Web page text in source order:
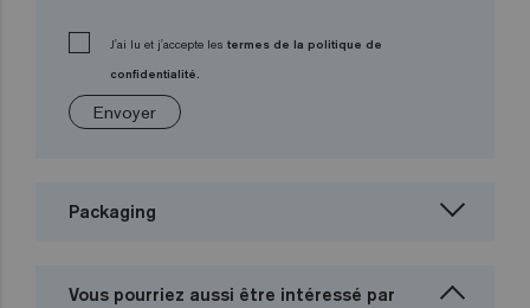
J'ai lu et j'accepte les termes de la politique de
confidentialité.
Envoyer
Packaging
Vous pourriez aussi être intéressé par